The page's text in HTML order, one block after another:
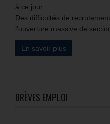
à ce jour.
Des difficultés de
l’ouverture massive de
En savoir plus
BRÈVES EMPLOI